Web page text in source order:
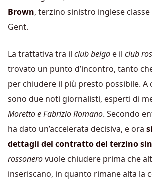
Brown, terzino sinistro inglese
Gent.
La trattativa tra il club belga e il club
trovato un punto d’incontro, tanto
per chiudere il più presto possibile.
sono due noti giornalisti, esperti di
Moretto e Fabrizio Romano. Secondo
ha dato un’accelerata decisiva, e ora
dettagli del contratto del terzino
rossonerovuole chiudere prima che
inseriscano, in quanto rimane alta la